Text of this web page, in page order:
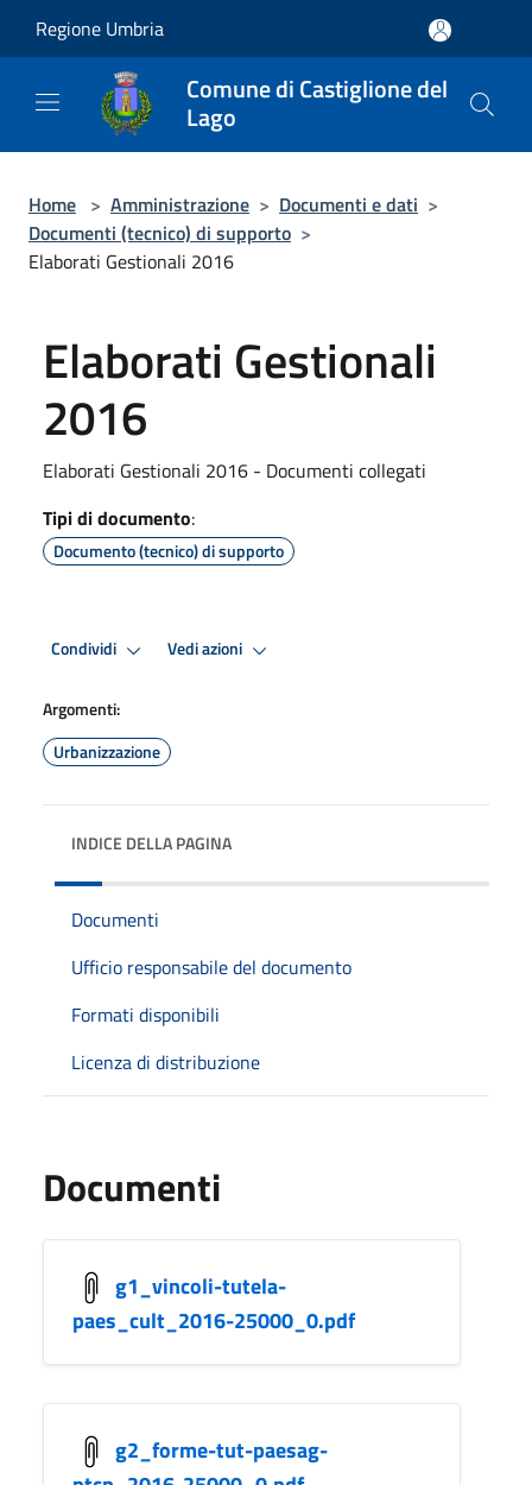
Regione Umbria
Comune di Castiglione del
Lago
Home > Amministrazione > Documenti e dati >
Documenti (tecnico) di supporto >
Elaborati Gestionali 2016
Elaborati Gestionali
2016
Elaborati Gestionali 2016 - Documenti collegati
Tipi di documento:
Documento (tecnico) di supporto
Condividi Vedi azioni
Argomenti:
Urbanizzazione
INDICE DELLA PAGINA
Documenti
Ufficio responsabile del documento
Formati disponibili
Licenza di distribuzione
Documenti
g1_vincoli-tutela-
paes_cult_2016-25000_0.pdf
g2_forme-tut-paesag-